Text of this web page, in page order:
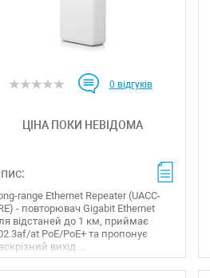
0 відгуків
ЦІНА ПОКИ НЕВІДОМА
range Ethernet Repeater (UACC-
- повторювач Gigabit Ethernet
відстаней до 1 км, приймає
at PoE/PoE+ та пропонує
вихід ...